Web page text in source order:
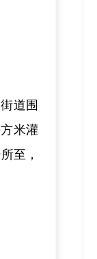
道围
米灌
至，